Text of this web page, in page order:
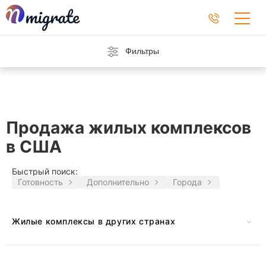
Фильтры
Продажа жилых комплексов
в США
Быстрый поиск:
Готовность
Дополнительно Города
Жилые комплексы в других странах